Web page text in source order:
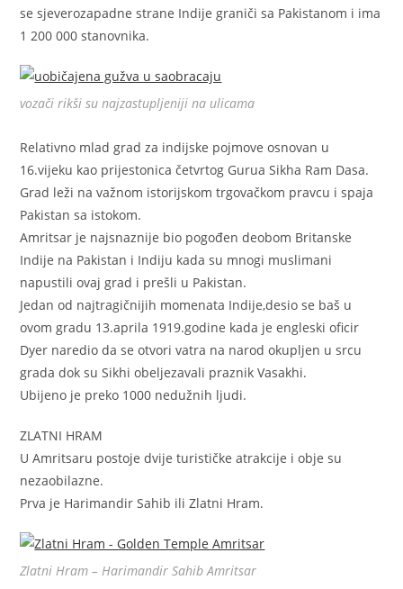
se sjeverozapadne strane Indije graniči sa Pakistanom i ima
1 200 000 stanovnika.
vozači rikši su najzastupljeniji na ulicama
Relativno mlad grad za indijske pojmove osnovan u
16.vijeku kao prijestonica četvrtog Gurua Sikha Ram Dasa.
Grad leži na važnom istorijskom trgovačkom pravcu i spaja
Pakistan sa istokom.
Amritsar je najsnaznije bio pogođen deobom Britanske
Indije na Pakistan i Indiju kada su mnogi muslimani
napustili ovaj grad i prešli u Pakistan.
Jedan od najtragičnijih momenata Indije,desio se baš u
ovom gradu 13.aprila 1919.godine kada je engleski oficir
Dyer naredio da se otvori vatra na narod okupljen u srcu
grada dok su Sikhi obeljezavali praznik Vasakhi.
Ubijeno je preko 1000 nedužnih ljudi.
ZLATNI HRAM
U Amritsaru postoje dvije turističke atrakcije i obje su
nezaobilazne.
Prva je Harimandir Sahib ili Zlatni Hram.
Zlatni Hram – Harimandir Sahib Amritsar